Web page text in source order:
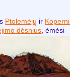
Ptolemėjų ir
dėsnius , ėmėsi